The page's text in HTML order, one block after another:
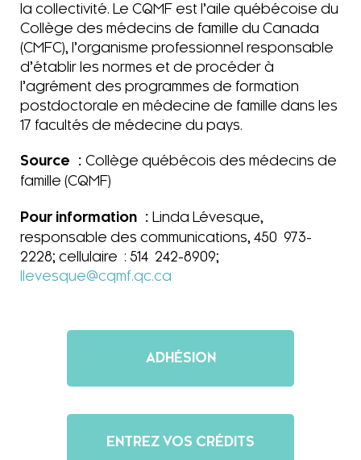
la collectivité. Le CQMF est l’aile québécoise du
Collège des médecins de famille du Canada
(CMFC), l’organisme professionnel responsable
d’établir les normes et de procéder à
l’agrément des programmes de formation
postdoctorale en médecine de famille dans les
17 facultés de médecine du pays.
Source : Collège québécois des médecins de
famille (CQMF)
Pour information : Linda Lévesque,
responsable des communications, 450 973-
2228; cellulaire : 514 242-8909;
llevesque@cqmf.qc.ca
ADHÉSION
ENTREZ VOS CRÉDITS